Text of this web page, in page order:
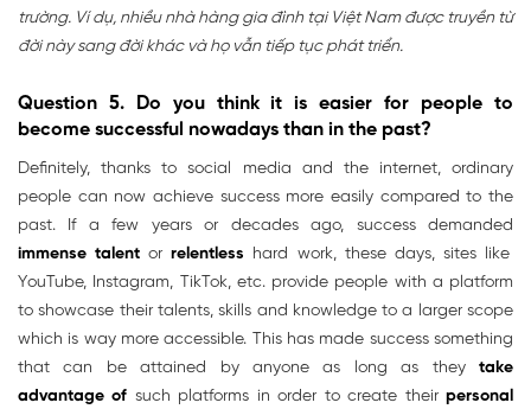
trường. Ví dụ, nhiều nhà hàng gia đình tại Việt Nam được truyền từ
đời này sang đời khác và họ vẫn tiếp tục phát triển.
Question 5. Do you think it is easier for people to
become successful nowadays than in the past?
Definitely, thanks to social media and the internet, ordinary
people can now achieve success more easily compared to the
past. If a few years or decades ago, success demanded
immense talent orrelentless hard work, these days, sites like
YouTube, Instagram, TikTok, etc. provide people with a platform
to showcase their talents, skills and knowledge to a larger scope
which is way more accessible. This has made success something
that can be attained by anyone as long as theytake
advantage of such platforms in order to create theirpersonal